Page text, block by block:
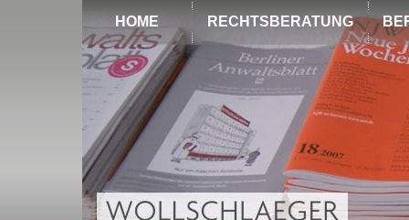
HOME RECHTSBERATUNG